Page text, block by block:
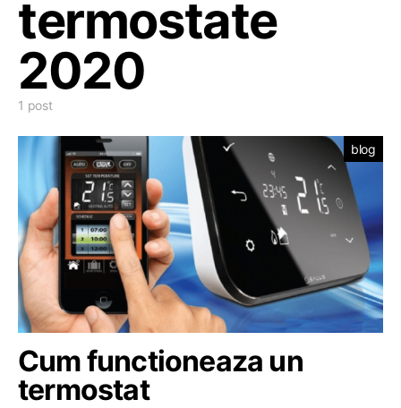
termostate
2020
1 post
blog
Cum functioneaza un
termostat